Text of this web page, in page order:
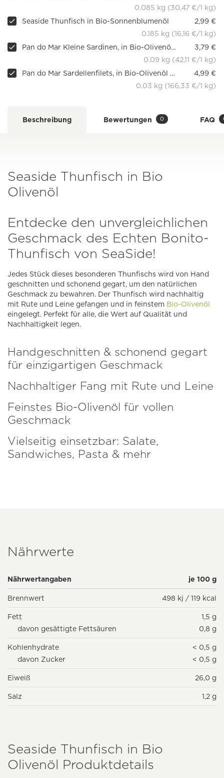
0.085 kg (30,47 €/1 kg)
Seaside Thunfisch in Bio-Sonnenblumenöl
2,99 €
0.185 kg (16,16 €/1 kg)
Pan do Mar Kleine Sardinen, in Bio-Olivenöl extra nativ
3,79 €
0.09 kg (42,11 €/1 kg)
Pan do Mar Sardellenfilets, in Bio-Olivenöl extra nativ
4,99 €
0.03 kg (166,33 €/1 kg)
Beschreibung Bewertungen 0 FAQ
Seaside Thunfisch in Bio
Olivenöl
Entdecke den unvergleichlichen
Geschmack des Echten Bonito-
Thunfisch von SeaSide!
Jedes Stück dieses besonderen Thunfischs wird von Hand
geschnitten und schonend gegart, um den natürlichen
Geschmack zu bewahren. Der Thunfisch wird nachhaltig
mit Rute und Leine gefangen und in feinstem Bio-Olivenöl
eingelegt. Perfekt für alle, die Wert auf Qualität und
Nachhaltigkeit legen.
Handgeschnitten & schonend gegart
für einzigartigen Geschmack
Nachhaltiger Fang mit Rute und Leine
Feinstes Bio-Olivenöl für vollen
Geschmack
Vielseitig einsetzbar: Salate,
Sandwiches, Pasta & mehr
Nährwerte
Nährwertangaben je 100 g
Brennwert 498 kj / 119 kcal
Fett
1,5 g
davon gesättigte Fettsäuren
0,8 g
Kohlenhydrate
< 0,5 g
davon Zucker
< 0,5 g
Eiweiß 26,0 g
Salz 1,2 g
Seaside Thunfisch in Bio
Olivenöl Produktdetails